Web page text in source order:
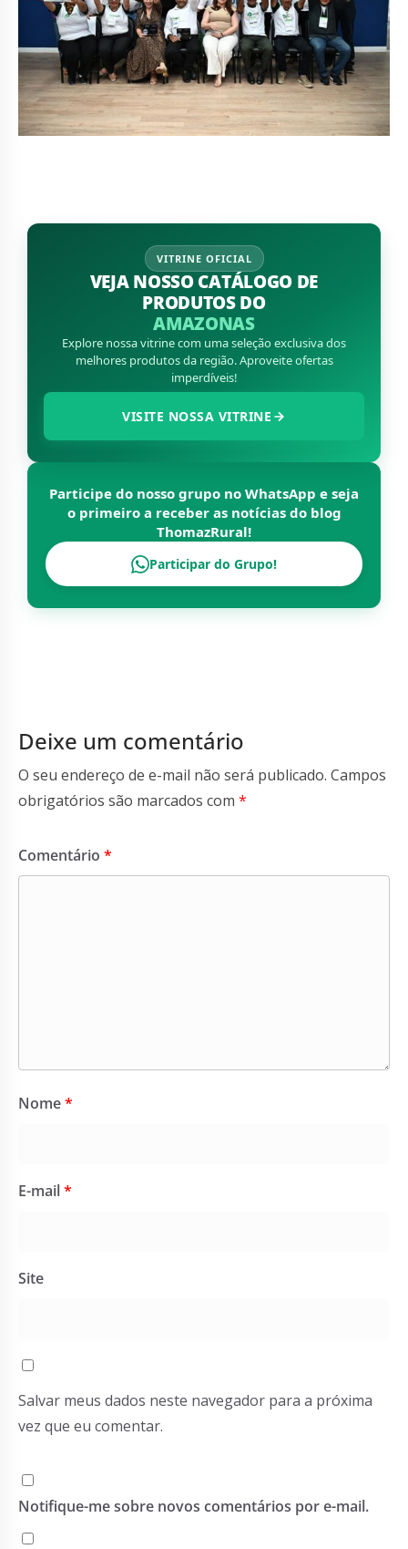
VITRINE OFICIAL
VEJA NOSSO CATÁLOGO DE
PRODUTOS DO
AMAZONAS
Explore nossa vitrine com uma seleção exclusiva dos
melhores produtos da região. Aproveite ofertas
imperdíveis!
VISITE NOSSA VITRINE
Participe do nosso grupo no WhatsApp e seja
o primeiro a receber as notícias do blog
ThomazRural!
Participar do Grupo!
Deixe um comentário
O seu endereço de e-mail não será publicado. Campos
obrigatórios são marcados com *
Comentário *
Nome*
E-mail*
Site
Salvar meus dados neste navegador para a próxima
vez que eu comentar.
Notifique-me sobre novos comentários por e-mail.